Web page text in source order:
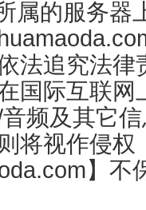
属的服务
法追究法律
国际互联
频及其它
将视作侵
】不